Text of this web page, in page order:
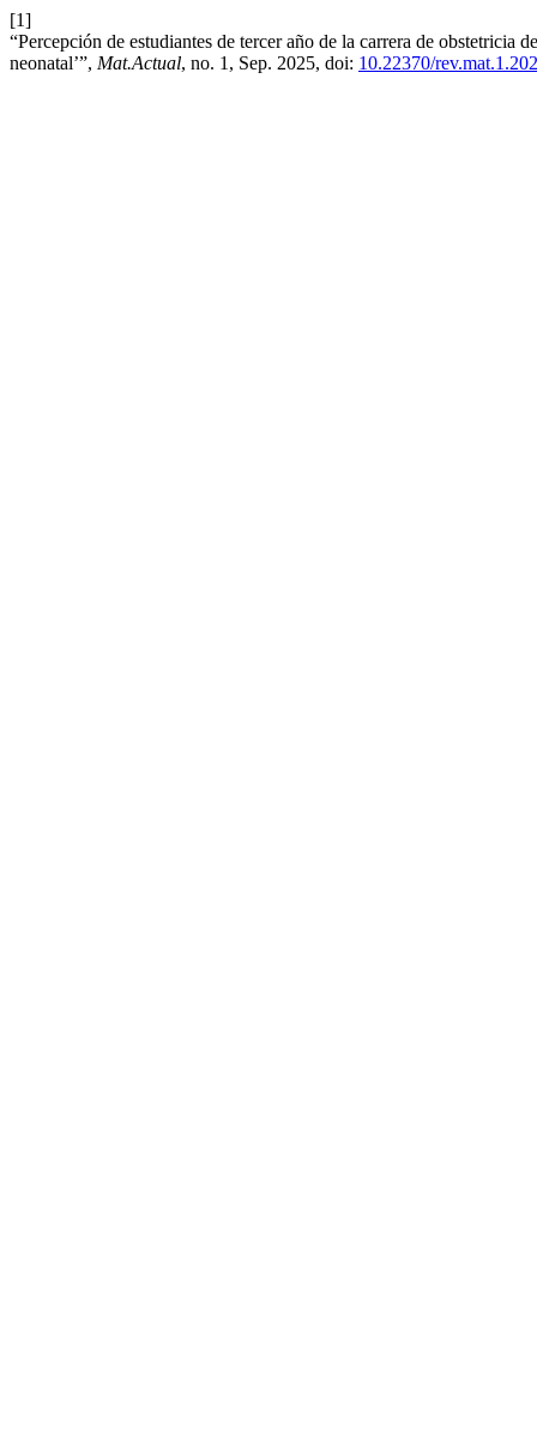
[1]
“Percepción de estudiantes de tercer año de la carrera de obstetricia
neonatal’”, Mat.Actual, no. 1, Sep. 2025, doi: 10.22370/